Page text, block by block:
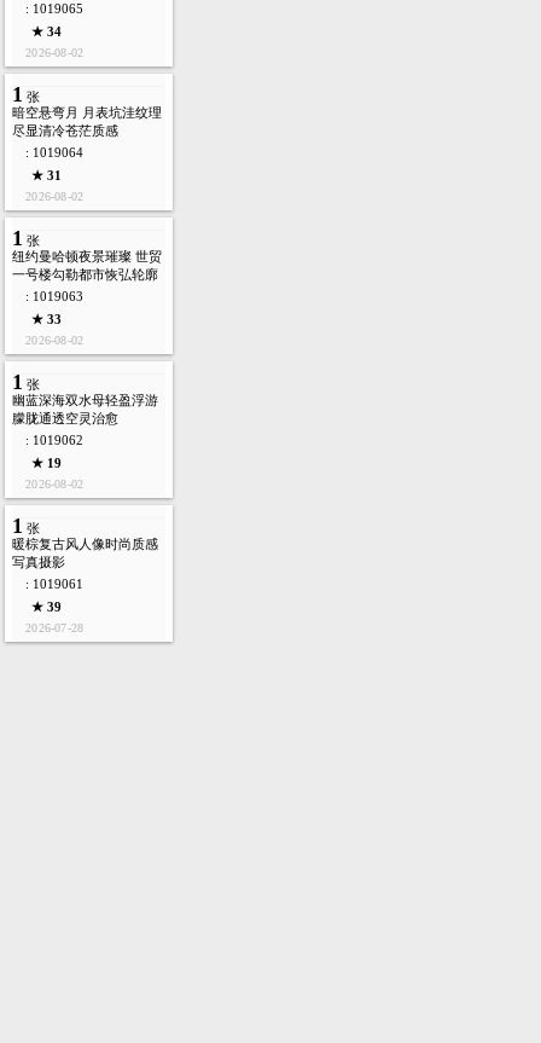
: 1019065
★ 34
2026-08-02
1 张
暗空悬弯月 月表坑洼纹理
尽显清冷苍茫质感
: 1019064
★ 31
2026-08-02
1 张
纽约曼哈顿夜景璀璨 世贸
一号楼勾勒都市恢弘轮廓
: 1019063
★ 33
2026-08-02
1 张
幽蓝深海双水母轻盈浮游
朦胧通透空灵治愈
: 1019062
★ 19
2026-08-02
1 张
暖棕复古风人像时尚质感
写真摄影
: 1019061
★ 39
2026-07-28